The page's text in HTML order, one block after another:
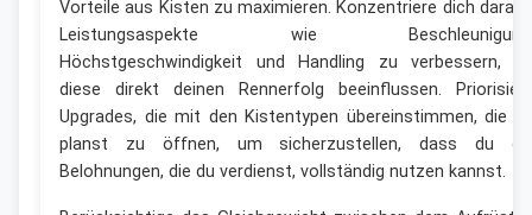
Vorteile aus Kisten zu maximieren. Konzentriere dich
Leistungsaspekte wie
Höchstgeschwindigkeit und Handling zu verbessern,
diese direkt deinen Rennerfolg beeinflussen.
Upgrades, die mit den Kistentypen übereinstimmen, die
planst zu öffnen, um sicherzustellen, dass du
Belohnungen, die du verdienst, vollständig nutzen kannst.